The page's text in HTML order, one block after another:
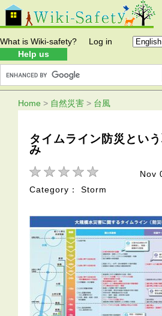
What is Wiki-safety?
Help us
Log in
Home > 自然災害 > 台風
タイムライン防災とい
み
Nov
Category： Storm